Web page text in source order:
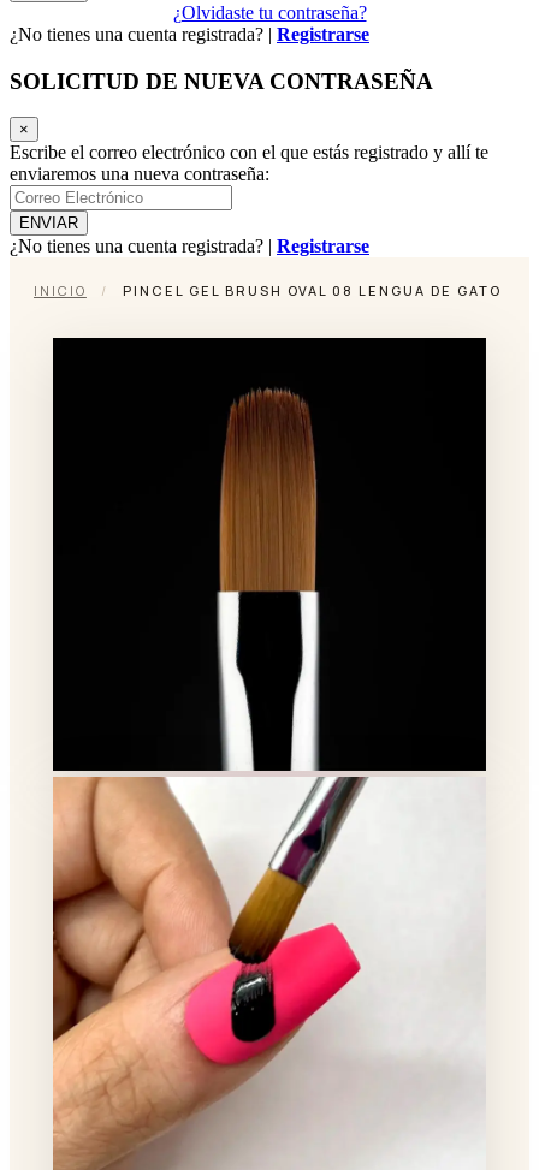
¿Olvidaste tu contraseña?
¿No tienes una cuenta registrada? | Registrarse
SOLICITUD DE NUEVA CONTRASEÑA
×
Escribe el correo electrónico con el que estás registrado y allí te
enviaremos una nueva contraseña:
¿No tienes una cuenta registrada? | Registrarse
INICIO / PINCEL GEL BRUSH OVAL 08 LENGUA DE GATO